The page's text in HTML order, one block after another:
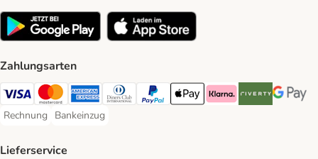
Zahlungsarten
Visa Payment Method
Mastercard Payment Method
American Express Payment Method
Diners Club Payment Method
PayPal Payment Method
Apple Pay Payment Method
Klarna Payment Method
Riverty Payment
Google
Rechnung
Rechnung Payment Method
Bankeinzug
Bankeinzug Payment Method
Lieferservice